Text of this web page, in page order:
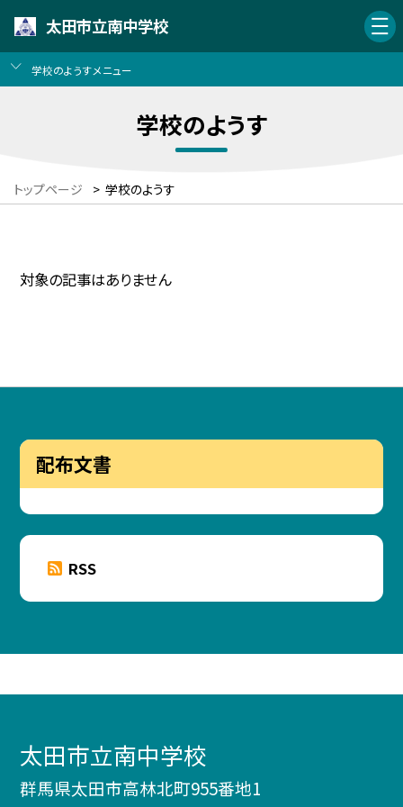
太田市立南中学校
学校のようすメニュー
学校のようす
トップページ > 学校のようす
対象の記事はありません
配布文書
RSS
太田市立南中学校
群馬県太田市高林北町955番地1